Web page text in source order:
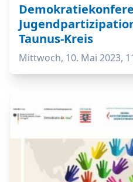
Taunus-Kreis
Mittwoch, 10. Mai 2023,